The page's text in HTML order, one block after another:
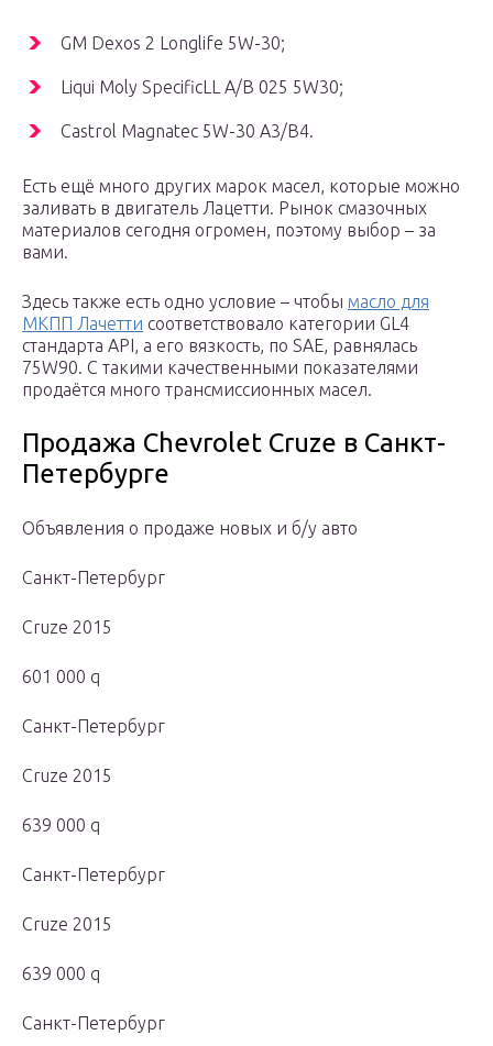
GM Dexos 2 Longlife 5W-30;
Liqui Moly SpecificLL A/B 025 5W30;
Castrol Magnatec 5W-30 A3/B4.
Есть ещё много других марок масел, которые можно
заливать в двигатель Лацетти. Рынок смазочных
материалов сегодня огромен, поэтому выбор – за
вами.
Здесь также есть одно условие – чтобы масло для
МКПП Лачетти соответствовало категории GL4
стандарта API, а его вязкость, по SAE, равнялась
75W90. С такими качественными показателями
продаётся много трансмиссионных масел.
Продажа Chevrolet Cruze в Санкт-
Петербурге
Объявления о продаже новых и б/у авто
Санкт-Петербург
Cruze 2015
601 000 q
Санкт-Петербург
Cruze 2015
639 000 q
Санкт-Петербург
Cruze 2015
639 000 q
Санкт-Петербург